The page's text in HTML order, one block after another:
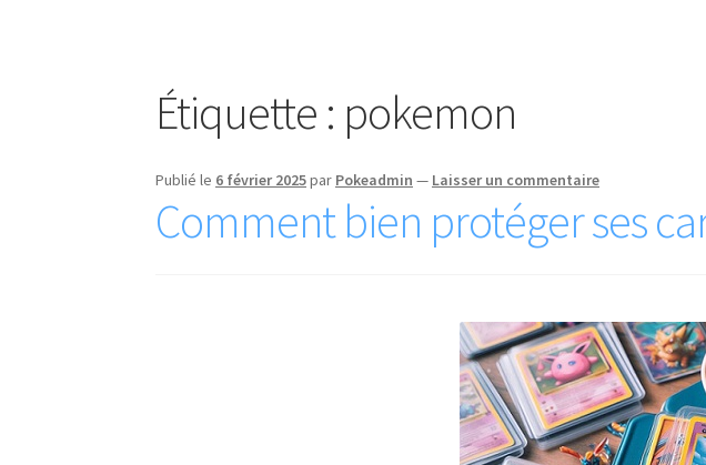
Étiquette : pokemon
Publié le 6 février 2025par Pokeadmin — Laisser un commentaire
Comment bien protéger ses